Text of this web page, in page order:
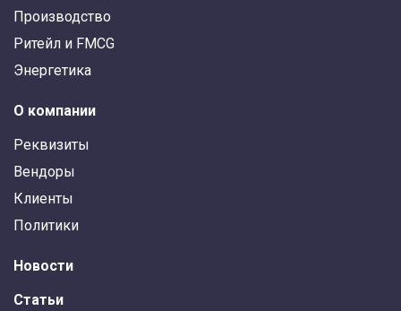
Производство
Ритейл и FMCG
Энергетика
О компании
Реквизиты
Вендоры
Клиенты
Политики
Новости
Статьи